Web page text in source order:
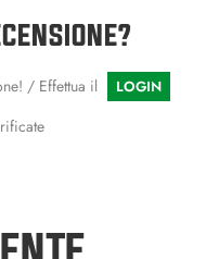
/ Effettua il LOGIN